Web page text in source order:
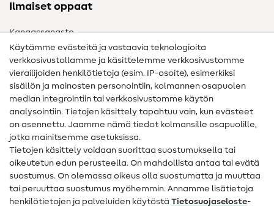
Ilmaiset oppaat
Kangassanasto
Ompelusanasto
Ompeluohjeet
Apua ja yhteystiedot
Yhteystiedot
Tietoa omistajanvaihdoksesta
FAQ
Peruutusoikeus
Käytämme evästeitä ja vastaavia teknologioita
verkkosivustollamme ja käsittelemme verkkosivustomme
vierailijoiden henkilötietoja (esim. IP-osoite), esimerkiksi
sisällön ja mainosten personointiin, kolmannen osapuolen
median integrointiin tai verkkosivustomme käytön
analysointiin. Tietojen käsittely tapahtuu vain, kun evästeet
on asennettu. Jaamme nämä tiedot kolmansille osapuolille,
jotka mainitsemme asetuksissa.
Tietojen käsittely voidaan suorittaa suostumuksella tai
oikeutetun edun perusteella. On mahdollista antaa tai evätä
suostumus. On olemassa oikeus olla suostumatta ja muuttaa
tai peruuttaa suostumus myöhemmin. Annamme lisätietoja
henkilötietojen ja palveluiden käytöstä Tietosuojaseloste-